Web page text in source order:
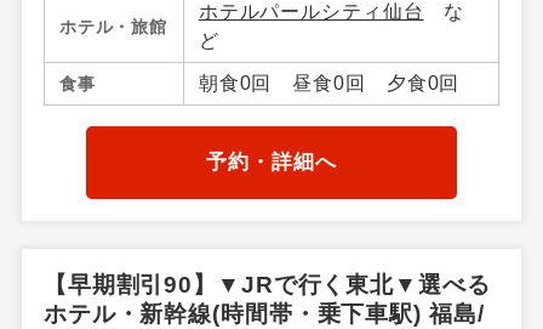
その他、山形県／山形市内・
山形蔵王・上山・赤湯温泉・
米沢・山形県その他、福島県
／福島市内・飯坂温泉・会津
若松・東山・芦ノ牧・喜多
方・熱塩温泉・磐梯高原・土
ホテル・旅館
ホテルパールシティ仙台
な
ど
食事 朝食0回 昼食0回 夕食0回
予約・詳細へ
【早期割引90】▼JRで行く東北▼選べる
ホテル・新幹線(時間帯・乗下車駅) 福島/